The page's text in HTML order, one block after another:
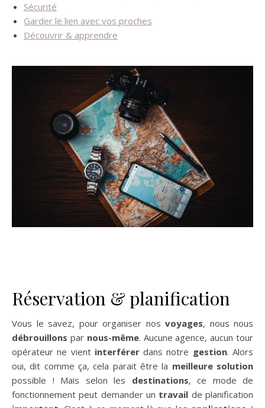
Sécurité
Garder le lien avec vos proches
Découvrir & apprendre
Réservation & planification
Vous le savez, pour organiser nos voyages, nous nous
débrouillons par nous-même. Aucune agence, aucun tour
opérateur ne vient interférerdans notre gestion. Alors
oui, dit comme ça, cela parait être la meilleure solution
possible ! Mais selon les destinations, ce mode de
fonctionnement peut demander un travail de planification